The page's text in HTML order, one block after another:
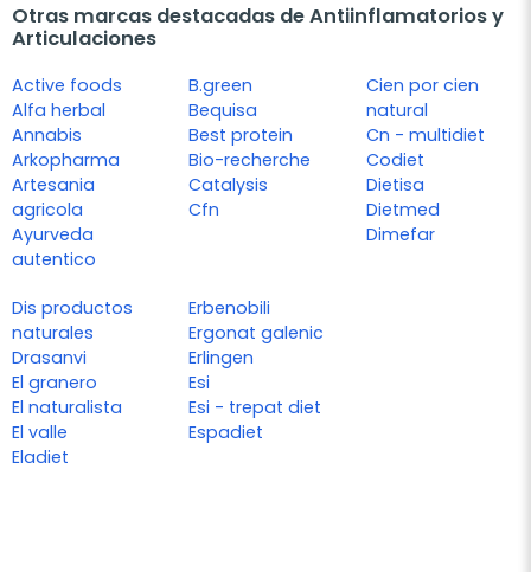
Otras marcas destacadas de Antiinflamatorios y
Articulaciones
Active foods
Alfa herbal
Annabis
Arkopharma
Artesania
agricola
Ayurveda
autentico
B.green
Bequisa
Best protein
Bio-recherche
Catalysis
Cfn
Cien por cien
natural
Cn - multidiet
Codiet
Dietisa
Dietmed
Dimefar
Dis productos
naturales
Drasanvi
El granero
El naturalista
El valle
Eladiet
Erbenobili
Ergonat galenic
Erlingen
Esi
Esi - trepat diet
Espadiet